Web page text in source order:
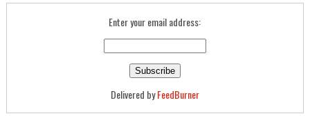
Enter your email address:
Delivered byFeedBurner